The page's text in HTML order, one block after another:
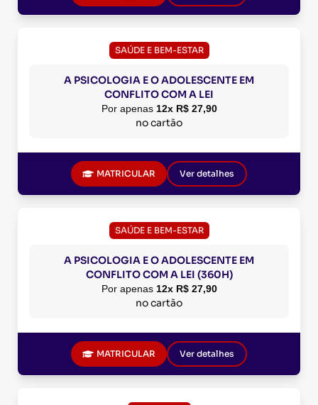
SAÚDE E BEM-ESTAR
A PSICOLOGIA E O ADOLESCENTE EM
CONFLITO COM A LEI
Por apenas 12x R$ 27,90
no cartão
MATRICULAR Ver detalhes
SAÚDE E BEM-ESTAR
A PSICOLOGIA E O ADOLESCENTE EM
CONFLITO COM A LEI (360H)
Por apenas 12x R$ 27,90
no cartão
MATRICULAR Ver detalhes